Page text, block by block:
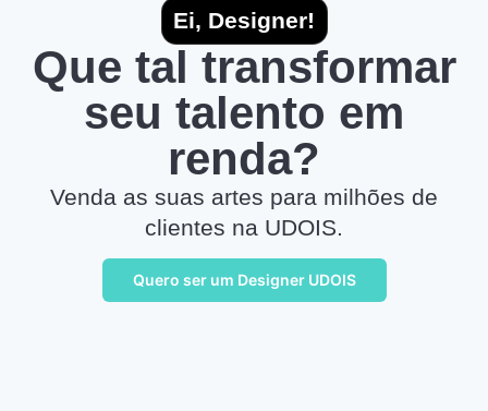
Ei, Designer!
Que tal transformar
seu talento em
renda?
Venda as suas artes para milhões de
clientes na UDOIS.
Quero ser um Designer UDOIS